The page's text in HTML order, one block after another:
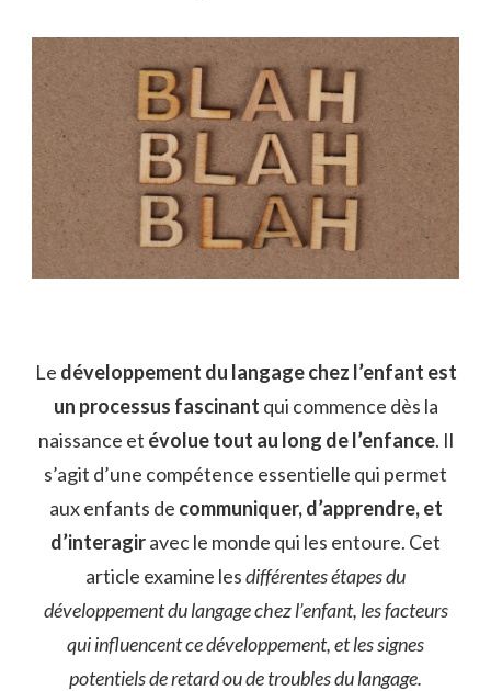
Le développement du langage chez l’enfant est
un processus fascinant qui commence dès la
naissance et évolue tout au long de l’enfance. Il
s’agit d’une compétence essentielle qui permet
aux enfants de communiquer, d’apprendre, et
d’interagiravec le monde qui les entoure. Cet
article examine lesdifférentes étapes du
développement du langage chez l’enfant, les facteurs
qui influencent ce développement, et les signes
potentiels de retard ou de troubles du langage.